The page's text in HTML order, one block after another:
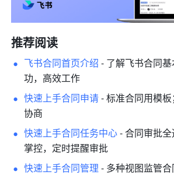
推荐阅读
飞书合同首页介绍 - 了解飞书合同
功，高效工作
快速上手合同申请- 标准合同用模
协商
快速上手合同任务中心- 合同审批
掌控，定时提醒审批
快速上手合同管理 - 多种视图监管